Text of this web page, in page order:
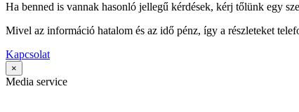
Ha benned is vannak hasonló jellegű kérdések, kérj tőlünk egy
Mivel az információ hatalom és az idő pénz, így a részleteket
Kapcsolat
×
Media service